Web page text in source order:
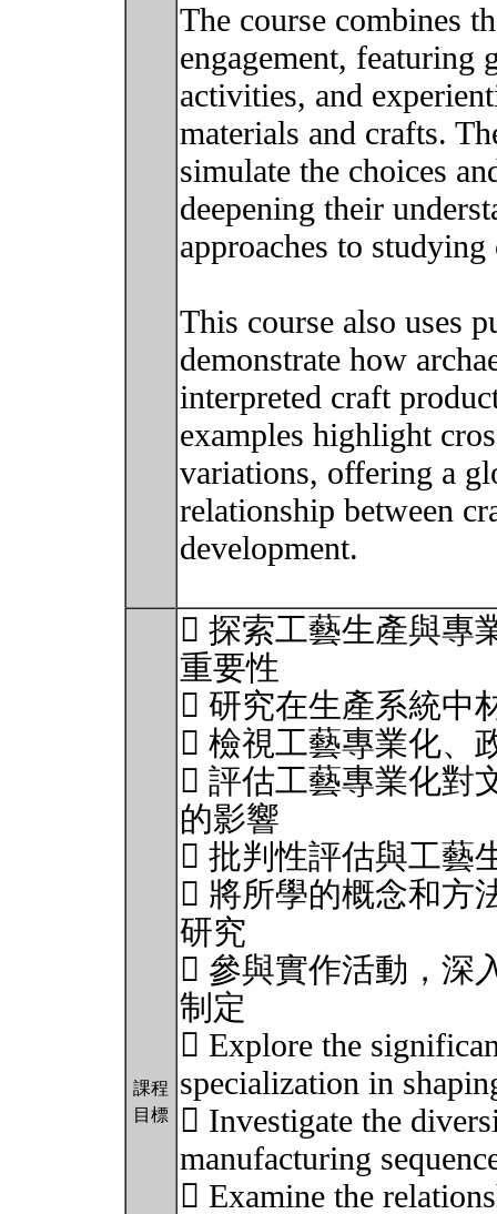
The course combines
engagement, featuring
activities, and
materials and crafts.
simulate the choices
deepening their
approaches to
This course also uses
demonstrate how
interpreted craft
examples highlight
variations, offering a
relationship between
development.
課程
目標
 探索工藝生產與專
重要性
 研究在生產系統中
 檢視工藝專業化、
 評估工藝專業化對
的影響
 批判性評估與工藝
 將所學的概念和方
研究
 參與實作活動，深
制定
 Explore the
specialization in
 Investigate the
manufacturing
 Examine the